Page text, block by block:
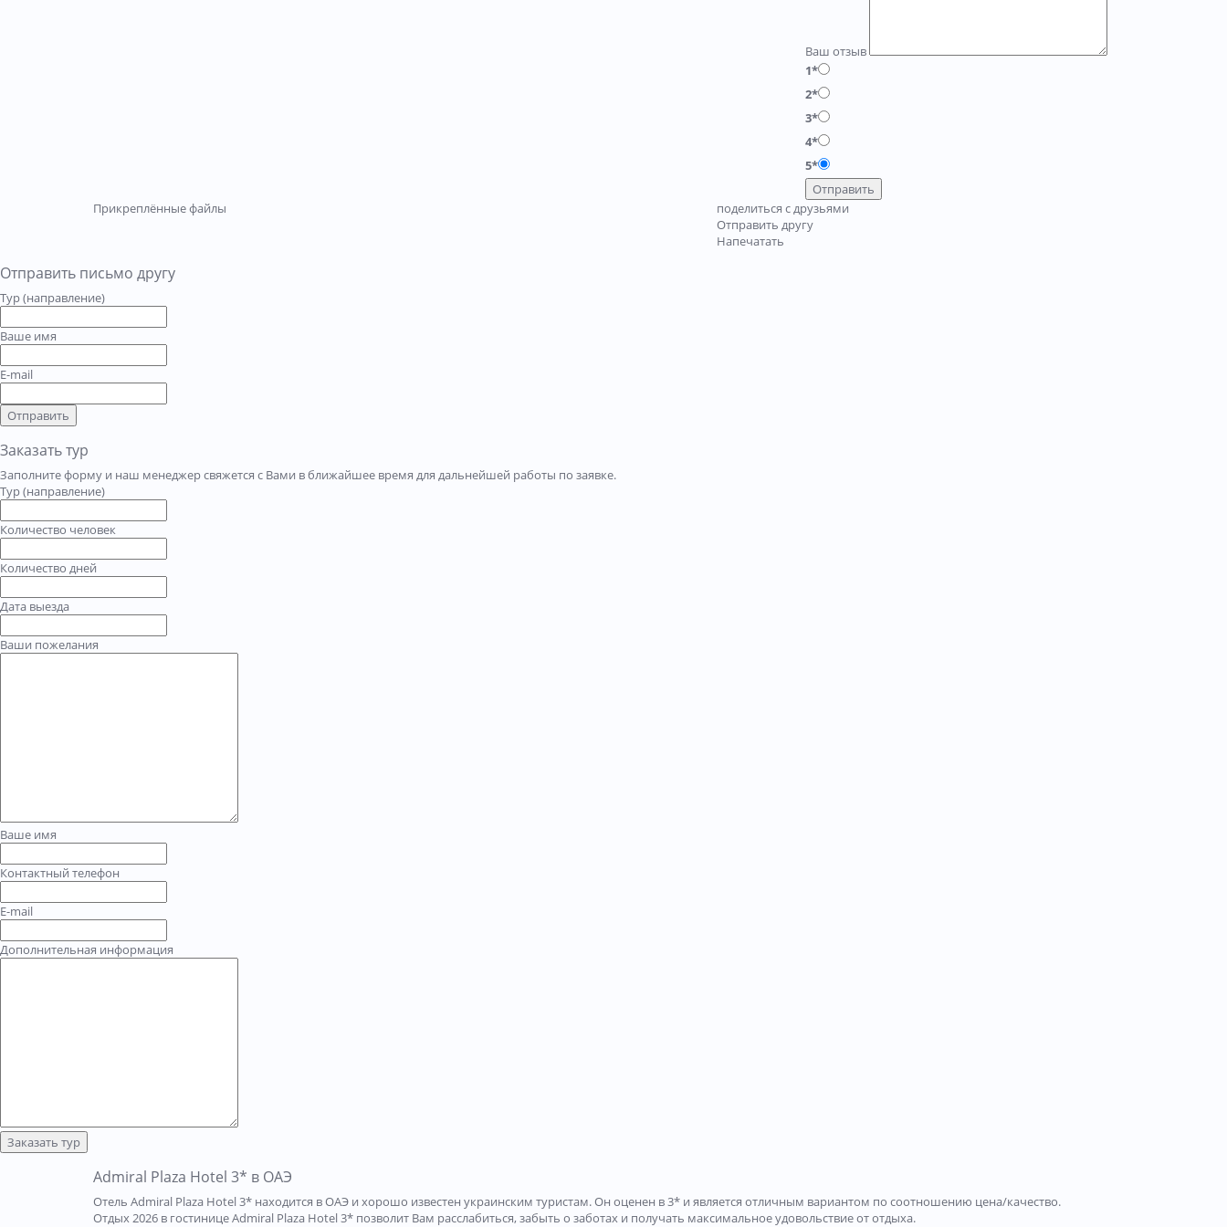
Ваш отзыв
1*
2*
3*
4*
5*
Отправить
Прикреплённые файлы
поделиться с друзьями
Отправить другу
Напечатать
Отправить письмо другу
Тур (направление)
Ваше имя
E-mail
Отправить
Заказать тур
Заполните форму и наш менеджер свяжется с Вами в ближайшее время для дальнейшей работы по заявке.
Тур (направление)
Количество человек
Количество дней
Дата выезда
Ваши пожелания
Ваше имя
Контактный телефон
E-mail
Дополнительная информация
Заказать тур
Admiral Plaza Hotel 3* в ОАЭ
Отель Admiral Plaza Hotel 3* находится в ОАЭ и хорошо известен украинским туристам. Он оценен в 3* и является отличным вариантом по соотношению цена/качество.
Отдых 2026 в гостинице Admiral Plaza Hotel 3* позволит Вам расслабиться, забыть о заботах и получать максимальное удовольствие от отдыха.